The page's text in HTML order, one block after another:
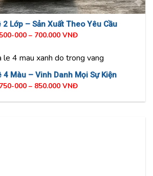
2 Lớp – Sản Xuất Theo Yêu Cầu
500-000 – 700.000 VNĐ
4 Màu – Vinh Danh Mọi Sự Kiện
750-000 – 850.000 VNĐ